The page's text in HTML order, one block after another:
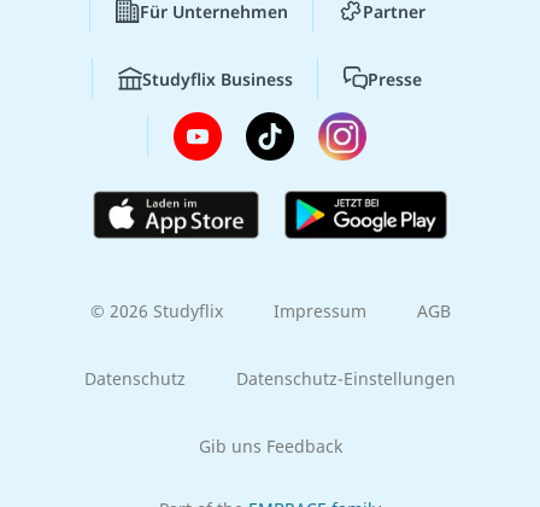
Für Unternehmen Partner
Studyflix Business Presse
© 2026 Studyflix Impressum AGB
Datenschutz Datenschutz-Einstellungen
Gib uns Feedback